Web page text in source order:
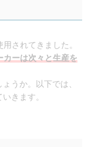
されてきました。
カーは次々と生産を
うか。以下では、
きます。